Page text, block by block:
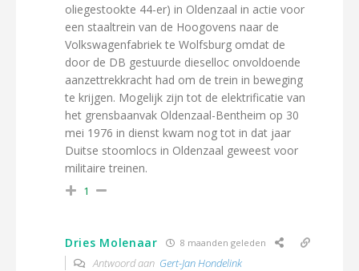
oliegestookte 44-er) in Oldenzaal in actie voor
een staaltrein van de Hoogovens naar de
Volkswagenfabriek te Wolfsburg omdat de
door de DB gestuurde dieselloc onvoldoende
aanzettrekkracht had om de trein in beweging
te krijgen. Mogelijk zijn tot de elektrificatie van
het grensbaanvak Oldenzaal-Bentheim op 30
mei 1976 in dienst kwam nog tot in dat jaar
Duitse stoomlocs in Oldenzaal geweest voor
militaire treinen.
1
Dries Molenaar 8 maanden geleden
Antwoord aan Gert-Jan Hondelink